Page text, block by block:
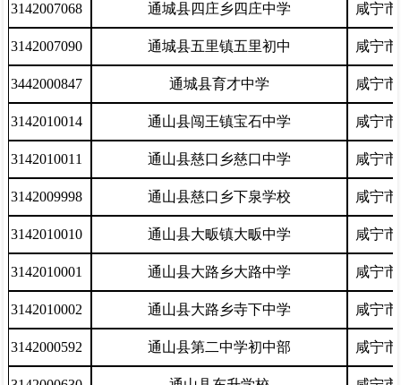
3142007068 通城县四庄乡四庄中学 咸宁
3142007090 通城县五里镇五里初中 咸宁
3442000847 通城县育才中学 咸宁
3142010014 通山县闯王镇宝石中学 咸宁
3142010011 通山县慈口乡慈口中学 咸宁
3142009998 通山县慈口乡下泉学校 咸宁
3142010010 通山县大畈镇大畈中学 咸宁
3142010001 通山县大路乡大路中学 咸宁
3142010002 通山县大路乡寺下中学 咸宁
3142000592 通山县第二中学初中部 咸宁